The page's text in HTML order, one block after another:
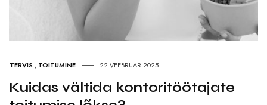
TERVIS , TOITUMINE 22.VEEBRUAR 2025
Kuidas vältida kontoritöötajate